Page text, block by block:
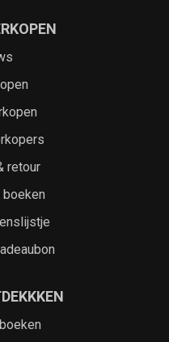
retour
boeken